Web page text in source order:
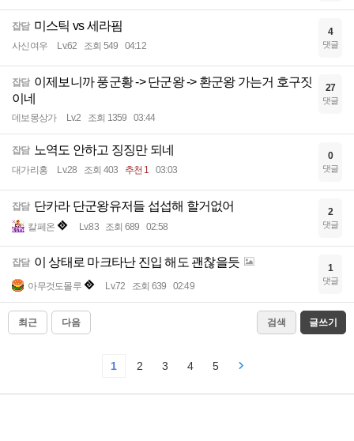
잡담 미스틱 vs 세라핌
사신여우 Lv.62 조회 549 04:12
4
댓글
잡담 이제보니까 풍군황 -> 단군왕 -> 환군왕 가는거 호구짓
이네
데보몽상가 Lv.2 조회 1359 03:44
27
댓글
잡담 노역도 안하고 징징만 되네
대가리홍 Lv.28 조회 403 추천 1 03:03
0
댓글
잡담 단카라 단군왕유저들 섭섭해 할거없어
칼페온 Lv.83 조회 689 02:58
2
댓글
잡담 이 상태로 마크타난 진입 해도 괜찮을듯
아무것도몰루 Lv.72 조회 639 02:49
1
댓글
최근 다음 검색 글쓰기
1 2 3 4 5